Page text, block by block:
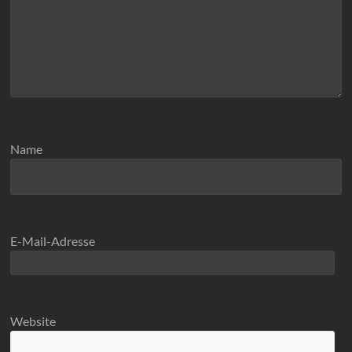
Name
E-Mail-Adresse
Website